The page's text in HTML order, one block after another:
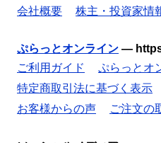
会社概要
株主・投資家情
ぷらっとオンライン —
ご利用ガイド
ぷらっとオ
特定商取引法に基づく表示
お客様からの声
ご注文の